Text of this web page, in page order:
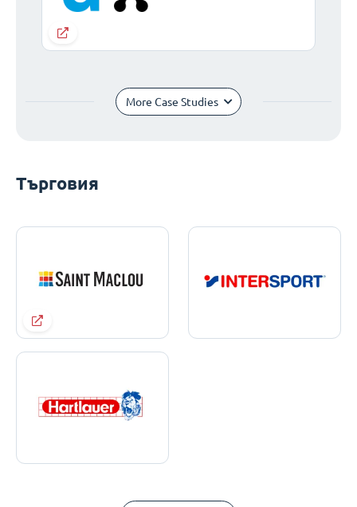
More Case Studies
Търговия